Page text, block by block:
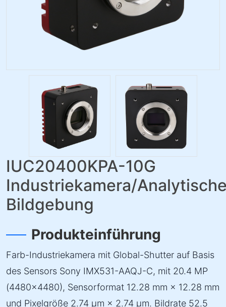
IUC20400KPA-10G
Industriekamera/
Bildgebung
Produkteinführung
Farb-Industriekamera mit Global-Shutter auf Basis
des Sensors Sony IMX531-AAQJ-C, mit 20.4 MP
(4480×4480), Sensorformat 12.28 mm × 12.28 mm
und Pixelgröße 2.74 µm × 2.74 µm. Bildrate 52.5